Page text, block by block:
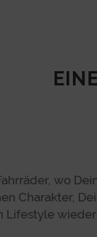
wo
Charakter,
Lifestyle